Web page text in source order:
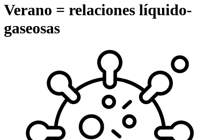
Verano = relaciones líquido-
gaseosas